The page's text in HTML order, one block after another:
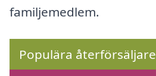
familjemedlem.
Populära återförsäljare